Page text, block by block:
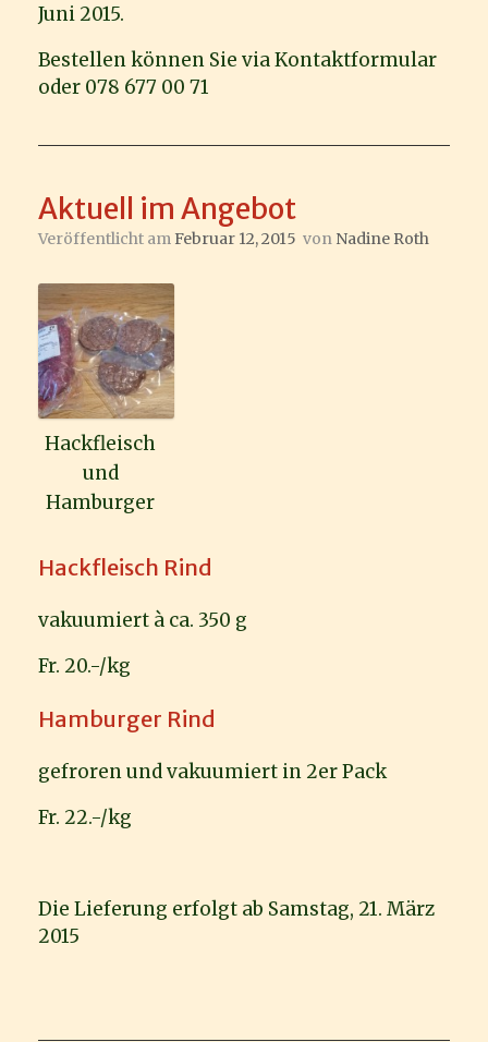
Juni 2015.
Bestellen können Sie via Kontaktformular
oder 078 677 00 71
Aktuell im Angebot
Veröffentlicht amFebruar 12, 2015 von Nadine Roth
Hackfleisch
und
Hamburger
Hackfleisch Rind
vakuumiert à ca. 350 g
Fr. 20.-/kg
Hamburger Rind
gefroren und vakuumiert in 2er Pack
Fr. 22.-/kg
Die Lieferung erfolgt ab Samstag, 21. März
2015